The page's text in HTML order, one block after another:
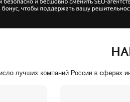
лучших компаний России в сферах